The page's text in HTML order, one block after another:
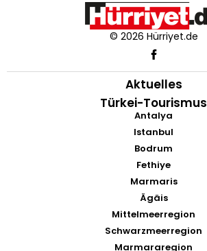
© 2026 Hürriyet.de
Aktuelles
Türkei-Tourismus
Antalya
Istanbul
Bodrum
Fethiye
Marmaris
Ägäis
Mittelmeerregion
Schwarzmeerregion
Marmararegion